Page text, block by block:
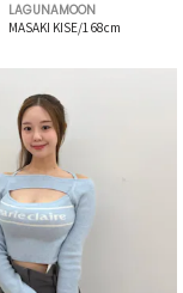
LAGUNAMOON
MASAKI KISE/168cm